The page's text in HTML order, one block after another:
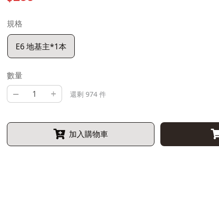
規格
E6 地基主*1本
數量
– + 還剩 974 件
加入購物車